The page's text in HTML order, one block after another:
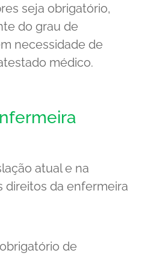
seja obrigatório,
do grau de
necessidade de
médico.
atual e na
direitos da enfermeira
de